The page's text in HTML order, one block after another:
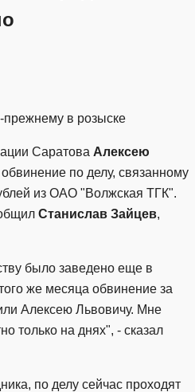
в розыске
Саратова Алексею
по делу, связанному
из ОАО "Волжская ТГК".
Станислав Зайцев,
было заведено еще в
же месяца обвинение за
Алексею Львовичу. Мне
только на днях", - сказал
по делу сейчас проходят